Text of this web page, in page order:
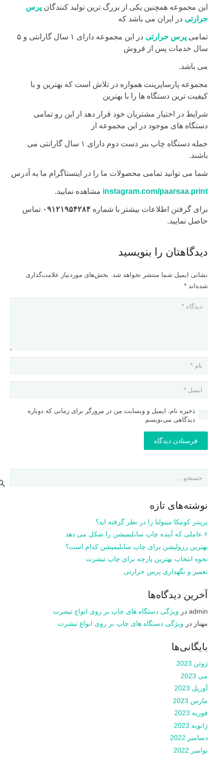
این مجموعه همچنین یکی از بزرگ ترین تولید کنندگانپرس
حرارتی در ایران می باشد که
تمامیپرس حرارتی
در این مجموعه دارای ۱ سال گارانتی و ۵
سال خدمات پس از فروش
می باشد.
مجموعه پارساپرینت همواره در تلاش است که بهترین و با
کیفیت ترین دستگاه ها را با بهترین
شرایط در اختیار مشتریان خود قرار دهد از این رو تمامی
دستگاه های موجود در این مجموعه از
جمله دستگاه چاپ بنر دست دوم دارای ۱ سال گارانتی می
باشند.
شما می توانید تمامی محصولات ما را در اینستاگرام ما به آدرس
instagram.com/paarsaa.print مشاهده نمایید.
برای گرفتن اطلاعات بیشتر با شماره۰۹۱۲۱۹۵۴۲۸۴ تماس
حاصل نمایید.
دیدگاهتان را بنویسید
نشانی ایمیل شما منتشر نخواهد شد.
بخش‌های موردنیاز علامت‌گذاری
شده‌اند*
ذخیره نام، ایمیل و وبسایت من در مرورگر برای زمانی که دوباره
دیدگاهی می‌نویسم.
فرستادن دیدگاه
نوشته‌های تازه
پرینتر کونیکا مینولتا را در نظر گرفته اید؟
۶ عاملی که آینده چاپ سابلیمیشن را شکل می دهد
بهترین رزولیشن برای چاپ سابلیمیشن کدام است؟
نحوه انتخاب بهترین پارچه برای چاپ تیشرت
تعمیر و نگهداری پرس حرارتی
آخرین دیدگاه‌ها
admin در ویژگی دستگاه های چاپ بر روی انواع تیشرت
مهناز در ویژگی دستگاه های چاپ بر روی انواع تیشرت
بایگانی‌ها
ژوئن 2023
می 2023
آوریل 2023
مارس 2023
فوریه 2023
ژانویه 2023
دسامبر 2022
نوامبر 2022